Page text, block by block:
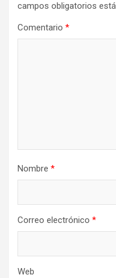
campos obligatorios
Comentario *
Nombre *
Correo electrónico *
Web